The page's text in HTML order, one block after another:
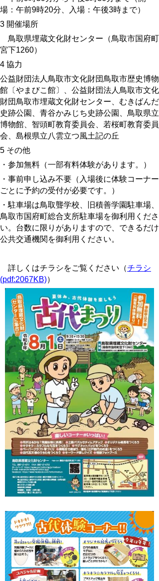
場：午前9時20分、入場：午後3時まで）
3 開催場所
鳥取県埋蔵文化財センター（鳥取市国府町
宮下1260）
4 協力
公益財団法人鳥取市文化財団鳥取市歴史博物
館〔やまびこ館〕、公益財団法人鳥取市文化
財団鳥取市埋蔵文化財センター、むきばんだ
史跡公園、青谷かみじち史跡公園、鳥取県立
博物館、 智頭町教育委員会、若桜町教育委員
会、 島根県立八雲立つ風土記の丘
5 その他
・参加無料（一部有料体験があります。）
・事前申し込み不要（入場後に体験コーナー
ごとに予約の受付が必要です。）
・駐車場は鳥取聾学校、旧積善学園駐車場、
鳥取市国府町総合支所駐車場を御利用くださ
い。台数に限りがありますので、できるだけ
公共交通機関を御利用ください。
詳しくはチラシをご覧ください（チラシ
(pdf:2067KB)）